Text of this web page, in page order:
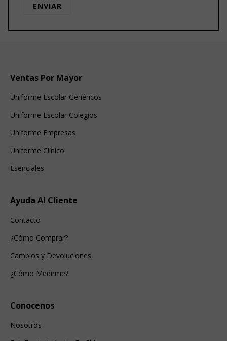
Ventas Por Mayor
Uniforme Escolar Genéricos
Uniforme Escolar Colegios
Uniforme Empresas
Uniforme Clínico
Esenciales
Ayuda Al Cliente
Contacto
¿Cómo Comprar?
Cambios y Devoluciones
¿Cómo Medirme?
Conocenos
Nosotros